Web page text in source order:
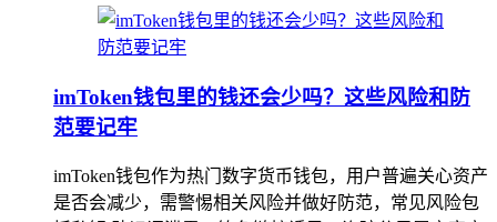
imToken钱包里的钱还会少吗？这些风险和防
范要记牢
imToken钱包作为热门数字货币钱包，用户普遍关心资产
是否会减少，需警惕相关风险并做好防范，常见风险包